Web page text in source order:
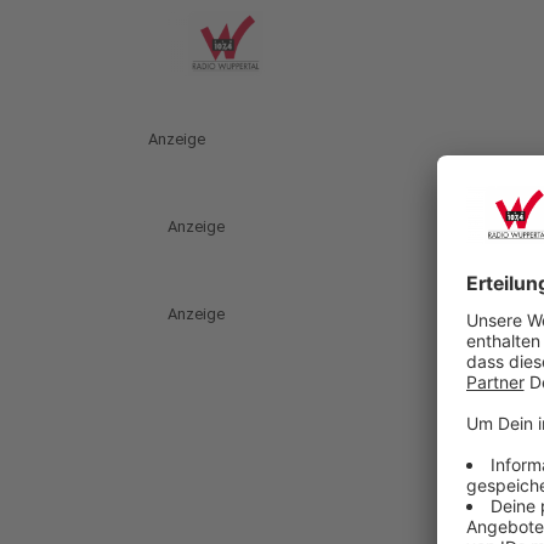
Anzeige
Anzeige
Anzeige